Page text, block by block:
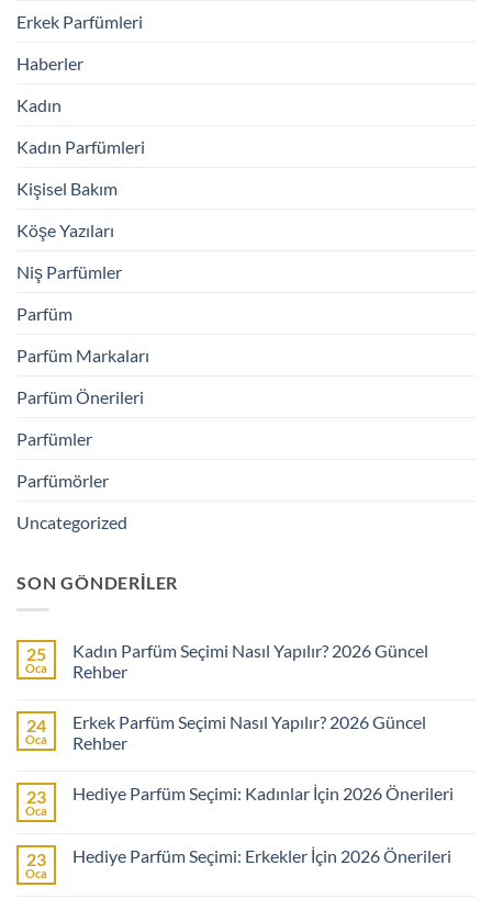
Erkek Parfümleri
Haberler
Kadın
Kadın Parfümleri
Kişisel Bakım
Köşe Yazıları
Niş Parfümler
Parfüm
Parfüm Markaları
Parfüm Önerileri
Parfümler
Parfümörler
Uncategorized
SON GÖNDERILER
25
Oca
Kadın Parfüm Seçimi Nasıl Yapılır? 2026 Güncel
Rehber
Kadın
Parfüm
Seçimi
2026
24
Oca
Erkek Parfüm Seçimi Nasıl Yapılır? 2026 Güncel
Rehber
Erkek
Yapılır?
2026
23
Oca
Hediye Parfüm Seçimi: Kadınlar İçin 2026 Önerileri
Parfüm
23
Oca
Hediye Parfüm Seçimi: Erkekler İçin 2026 Önerileri